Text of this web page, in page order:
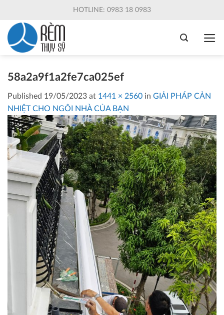
content
HOTLINE: 0983 18 0983
58a2a9f1a2fe7ca025ef
Published 19/05/2023 at 1441 × 2560 in GIẢI PHÁP CẢN
NHIỆT CHO NGÔI NHÀ CỦA BẠN